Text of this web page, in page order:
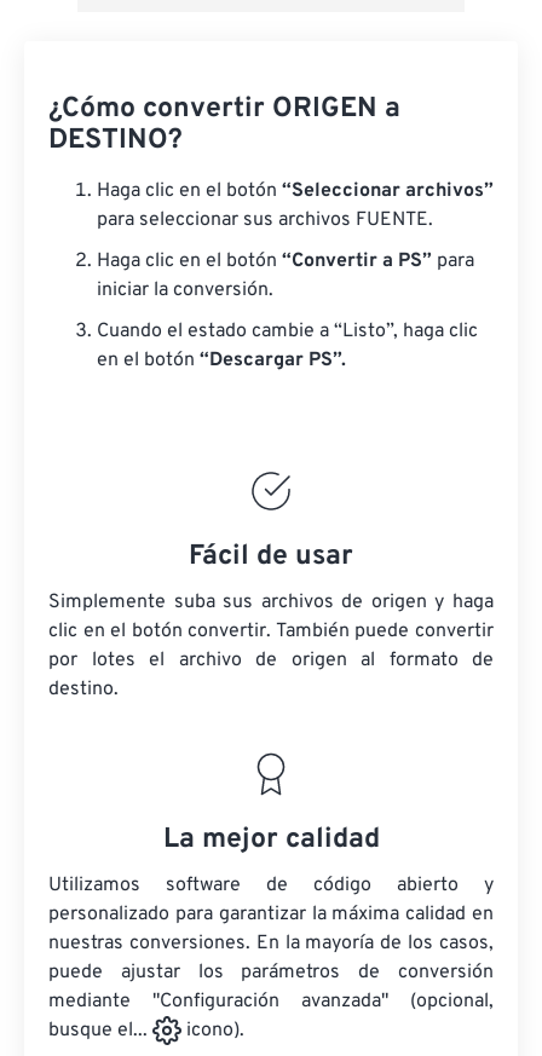
¿Cómo convertir ORIGEN a
DESTINO?
Haga clic en el botón “Seleccionar archivos”
para seleccionar sus archivos FUENTE.
Haga clic en el botón “Convertir a PS” para
iniciar la conversión.
Cuando el estado cambie a “Listo”, haga clic
en el botón “Descargar PS”.
Fácil de usar
Simplemente suba sus archivos de origen y haga
clic en el botón convertir. También puede convertir
por lotes el archivo de origen al formato de
destino.
La mejor calidad
Utilizamos software de código abierto y
personalizado para garantizar la máxima calidad en
nuestras conversiones. En la mayoría de los casos,
puede ajustar los parámetros de conversión
mediante "Configuración avanzada" (opcional,
busque el...
icono).